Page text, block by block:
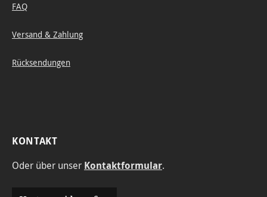
FAQ
Versand & Zahlung
Rücksendungen
KONTAKT
Oder über unser Kontaktformular.